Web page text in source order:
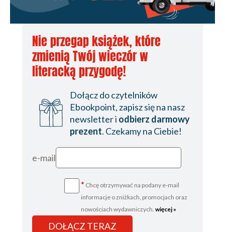
Nie przegap książek, które
zmienią Twój wieczór w
literacką przygodę!
Dołącz do czytelników
Ebookpoint, zapisz się na nasz
newsletter i odbierz darmowy
prezent. Czekamy na Ciebie!
e-mail
* Chcę otrzymywać na podany e-mail
informacje o zniżkach, promocjach oraz
nowościach wydawniczych. więcej »
DOŁĄCZ TERAZ